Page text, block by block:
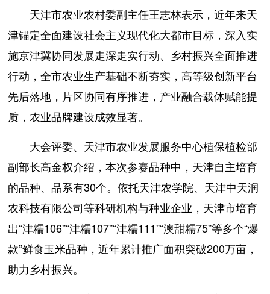
天津市农业农村委副主任王志林表示，近年来天
津锚定全面建设社会主义现代化大都市目标，深入实
施京津冀协同发展走深走实行动、乡村振兴全面推进
行动，全市农业生产基础不断夯实，高等级创新平台
先后落地，片区协同有序推进，产业融合载体赋能提
质，农业品牌建设成效显著。
大会评委、天津市农业发展服务中心植保植检部
副部长高金权介绍，本次参赛品种中，天津自主培育
的品种、品系有30个。依托天津农学院、天津中天润
农科技有限公司等科研机构与种业企业，天津市培育
出“津糯106”“津糯107”“津糯111”“澳甜糯75”等多个“爆
款”鲜食玉米品种，近年累计推广面积突破200万亩，
助力乡村振兴。